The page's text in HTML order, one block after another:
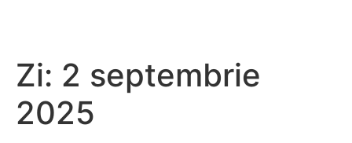
Zi: 2 septembrie
2025